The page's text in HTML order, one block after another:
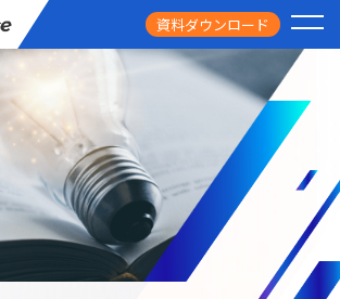
資料ダウンロード
サービス
PRICE
料金
FEATURE